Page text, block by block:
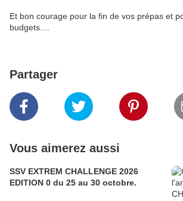
Et bon courage pour la fin de vos prépas et
budgets....
Partager
Vous aimerez aussi
SSV EXTREM CHALLENGE 2026
EDITION 0 du 25 au 30 octobre.